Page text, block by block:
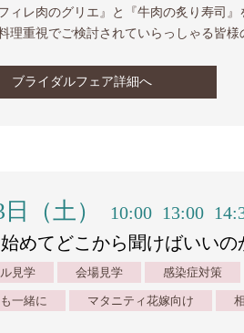
ィレ肉のグリエ』と『牛肉の炙り寿司
理重視でご検討されていらっしゃる皆
ブライダルフェア詳細へ
（土） 10:00 13:00
めてどこから聞けばいい
見学 会場見学 感染症対策
一緒に マタニティ花嫁向け